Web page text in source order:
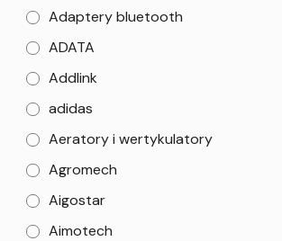
Adaptery bluetooth
ADATA
Addlink
adidas
Aeratory i wertykulatory
Agromech
Aigostar
Aimotech